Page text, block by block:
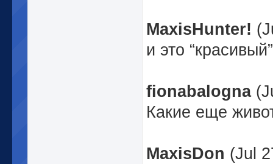
MaxisHunter!
и это
fionabalogna
Какие еще
MaxisDon (Jul